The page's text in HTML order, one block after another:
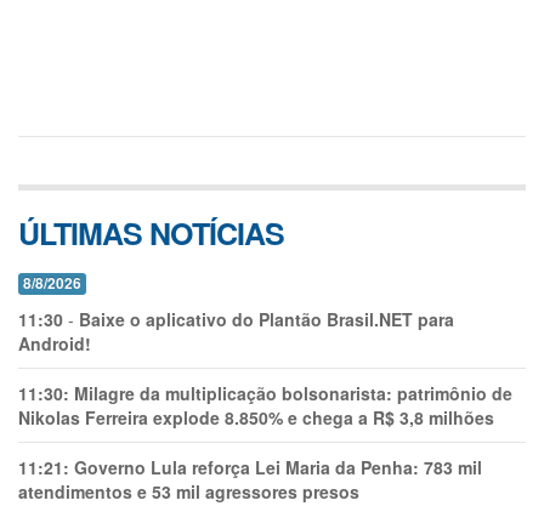
ÚLTIMAS NOTÍCIAS
8/8/2026
11:30 - Baixe o aplicativo do Plantão Brasil.NET para
Android!
11:30: Milagre da multiplicação bolsonarista: patrimônio de
Nikolas Ferreira explode 8.850% e chega a R$ 3,8 milhões
11:21: Governo Lula reforça Lei Maria da Penha: 783 mil
atendimentos e 53 mil agressores presos